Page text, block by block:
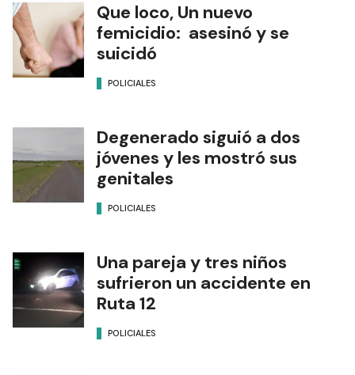
Que loco, Un nuevo
femicidio: asesinó y se
suicidó
POLICIALES
Degenerado siguió a dos
jóvenes y les mostró sus
genitales
POLICIALES
Una pareja y tres niños
sufrieron un accidente en
Ruta 12
POLICIALES